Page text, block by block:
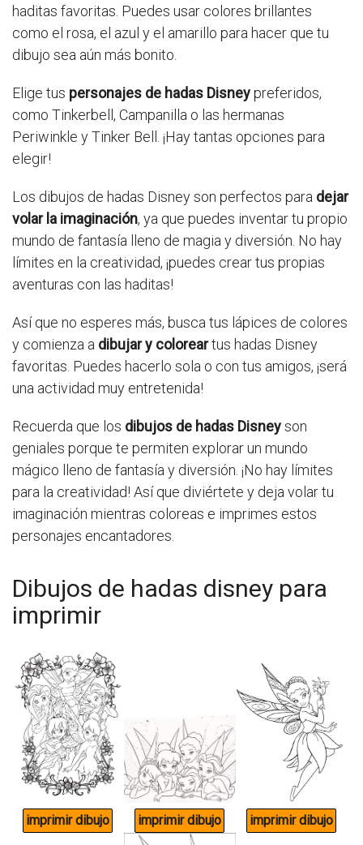
haditas favoritas. Puedes usar colores brillantes
como el rosa, el azul y el amarillo para hacer que tu
dibujo sea aún más bonito.
Elige tus personajes de hadas Disneypreferidos,
como Tinkerbell, Campanilla o las hermanas
Periwinkle y Tinker Bell. ¡Hay tantas opciones para
elegir!
Los dibujos de hadas Disney son perfectos para dejar
volar la imaginación, ya que puedes inventar tu propio
mundo de fantasía lleno de magia y diversión. No hay
límites en la creatividad, ¡puedes crear tus propias
aventuras con las haditas!
Así que no esperes más, busca tus lápices de colores
y comienza a dibujar y coloreartus hadas Disney
favoritas. Puedes hacerlo sola o con tus amigos, ¡será
una actividad muy entretenida!
Recuerda que los dibujos de hadas Disneyson
geniales porque te permiten explorar un mundo
mágico lleno de fantasía y diversión. ¡No hay límites
para la creatividad! Así que diviértete y deja volar tu
imaginación mientras coloreas e imprimes estos
personajes encantadores.
Dibujos de hadas disney para
imprimir